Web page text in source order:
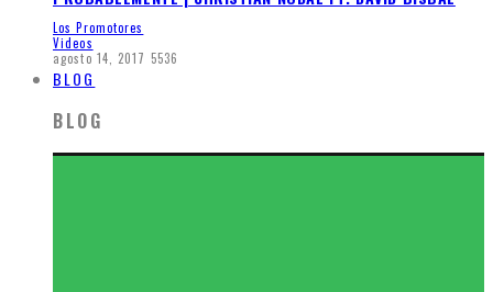
Los Promotores
Videos
agosto 14, 2017 5536
BLOG
BLOG